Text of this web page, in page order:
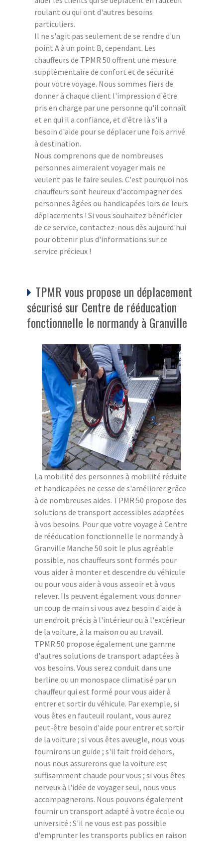
roulant ou qui ont d'autres besoins
particuliers.
Il ne s'agit pas seulement de se rendre d'un
point A à un point B, cependant. Les
chauffeurs de TPMR 50 offrent une mesure
supplémentaire de confort et de sécurité
pour votre voyage. Nous sommes fiers de
donner à chaque client l'impression d'être
pris en charge par une personne qu'il connaît
et en qui il a confiance, et d'être là s'il a
besoin d'aide pour se déplacer une fois arrivé
à destination.
Nous comprenons que de nombreuses
personnes aimeraient voyager mais ne
veulent pas le faire seules. C'est pourquoi nos
chauffeurs sont heureux d'accompagner des
personnes âgées ou handicapées lors de leurs
déplacements ! Si vous souhaitez bénéficier
de ce service, contactez-nous dès aujourd'hui
pour obtenir plus d'informations sur ce
service précieux !
TPMR vous propose un déplacement
sécurisé sur Centre de rééducation
fonctionnelle le normandy à Granville
La mobilité des personnes à mobilité réduite
et handicapées ne cesse de s'améliorer grâce
à de nombreuses aides. TPMR 50 propose des
solutions de transport accessibles adaptées
à vos besoins. Pour que votre voyage à Centre
de rééducation fonctionnelle le normandy à
Granville Manche 50 soit le plus agréable
possible, nos chauffeurs sont formés pour
vous aider à monter et descendre du véhicule
ou pour vous aider à vous asseoir et à vous
relever. Ils peuvent également vous donner
un coup de main si vous avez besoin d'aide à
un endroit précis à l'intérieur ou à l'extérieur
de la voiture, à la maison ou au travail.
TPMR 50 propose également une gamme
d'autres solutions de transport adaptées à
vos besoins. Vous serez conduit dans une
berline ou un monospace climatisé par un
chauffeur qui est formé pour vous aider à
entrer et sortir du véhicule. Par exemple, si
vous êtes en fauteuil roulant, vous aurez
peut-être besoin d'aide pour entrer et sortir
de la voiture ; si vous êtes aveugle, nous vous
fournirons un guide ; s'il fait froid dehors,
nous nous assurerons que la voiture est
suffisamment chaude pour vous ; si vous êtes
nerveux à l'idée de voyager seul, nous vous
accompagnerons. Nous pouvons également
fournir un transport adapté à votre école ou
université : S'il ne vous est pas possible
d'emprunter les transports publics en raison